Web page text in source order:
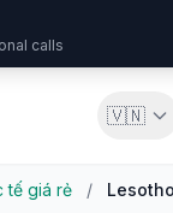
calls
🇻🇳
tế giá rẻ / Lesotho